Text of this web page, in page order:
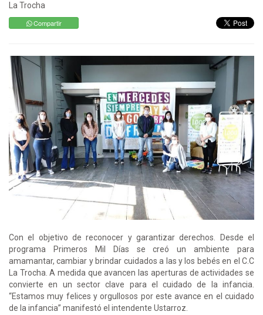
La Trocha
Compartir
Con el objetivo de reconocer y garantizar derechos. Desde el
programa Primeros Mil Días se creó un ambiente para
amamantar, cambiar y brindar cuidados a las y los bebés en el C.C
La Trocha. A medida que avancen las aperturas de actividades se
convierte en un sector clave para el cuidado de la infancia.
“Estamos muy felices y orgullosos por este avance en el cuidado
de la infancia” manifestó el intendente Ustarroz.